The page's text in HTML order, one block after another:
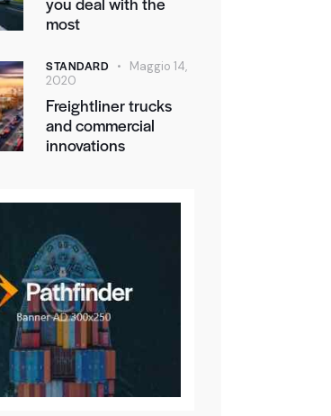
most
STANDARD
Maggio 14,
2020
Freightliner trucks
and commercial
innovations